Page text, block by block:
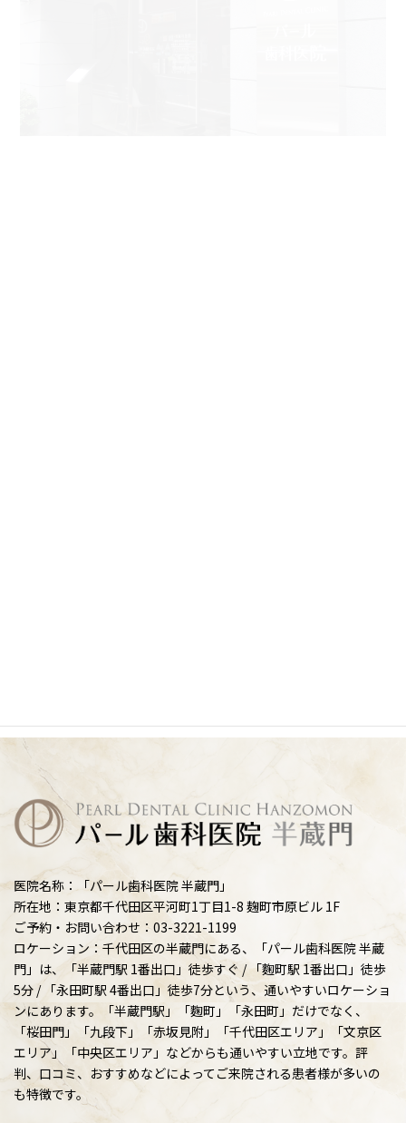
医院名称：「パール歯科医院 半蔵門」
所在地：東京都千代田区平河町1丁目1-8 麹町市原ビル 1F
ご予約・お問い合わせ：03-3221-1199
ロケーション：千代田区の半蔵門にある、「パール歯科医院 半蔵
門」は、「半蔵門駅 1番出口」徒歩すぐ / 「麴町駅 1番出口」徒歩
5分 / 「永田町駅 4番出口」徒歩7分という、通いやすいロケーショ
ンにあります。「半蔵門駅」「麴町」「永田町」だけでなく、
「桜田門」「九段下」「赤坂見附」「千代田区エリア」「文京区
エリア」「中央区エリア」などからも通いやすい立地です。評
判、口コミ、おすすめなどによってご来院される患者様が多いの
も特徴です。